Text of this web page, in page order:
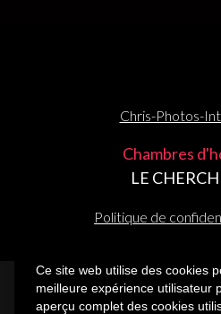
Chris-Photos-
Chambres
LE
Politique de
© Créé par
Ce site web utilise des cookies
meilleure expérience utilisateur
aperçu complet des cookies